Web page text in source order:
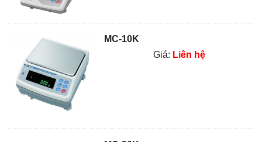
MC-10K
Giá: Liên hệ